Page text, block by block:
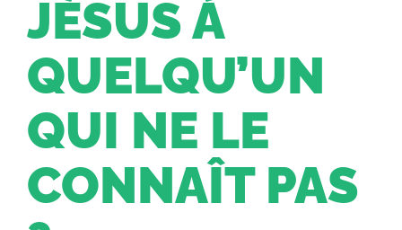
JÉSUS À
QUELQU’UN
QUI NE LE
CONNAÎT PAS